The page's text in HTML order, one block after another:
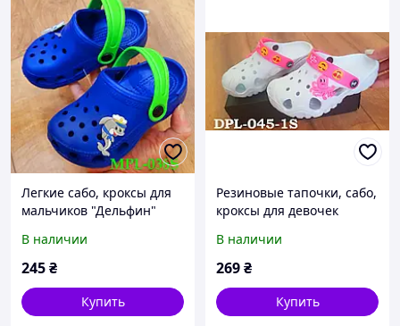
Легкие сабо, кроксы для
мальчиков "Дельфин"
13см
В наличии
245₴
Купить
Резиновые тапочки, сабо,
кроксы для девочек
28/29-18см
В наличии
269₴
Купить